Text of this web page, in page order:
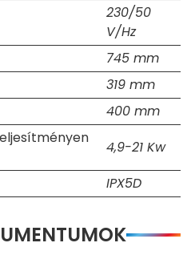
230/50
V/Hz
745 mm
319 mm
400 mm
4,9-21 Kw
IPX5D